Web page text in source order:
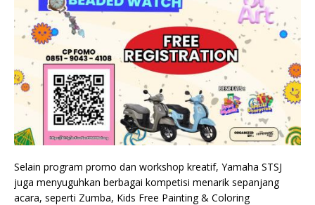
Selain program promo dan workshop kreatif, Yamaha STSJ
juga menyuguhkan berbagai kompetisi menarik sepanjang
acara, seperti Zumba, Kids Free Painting & Coloring